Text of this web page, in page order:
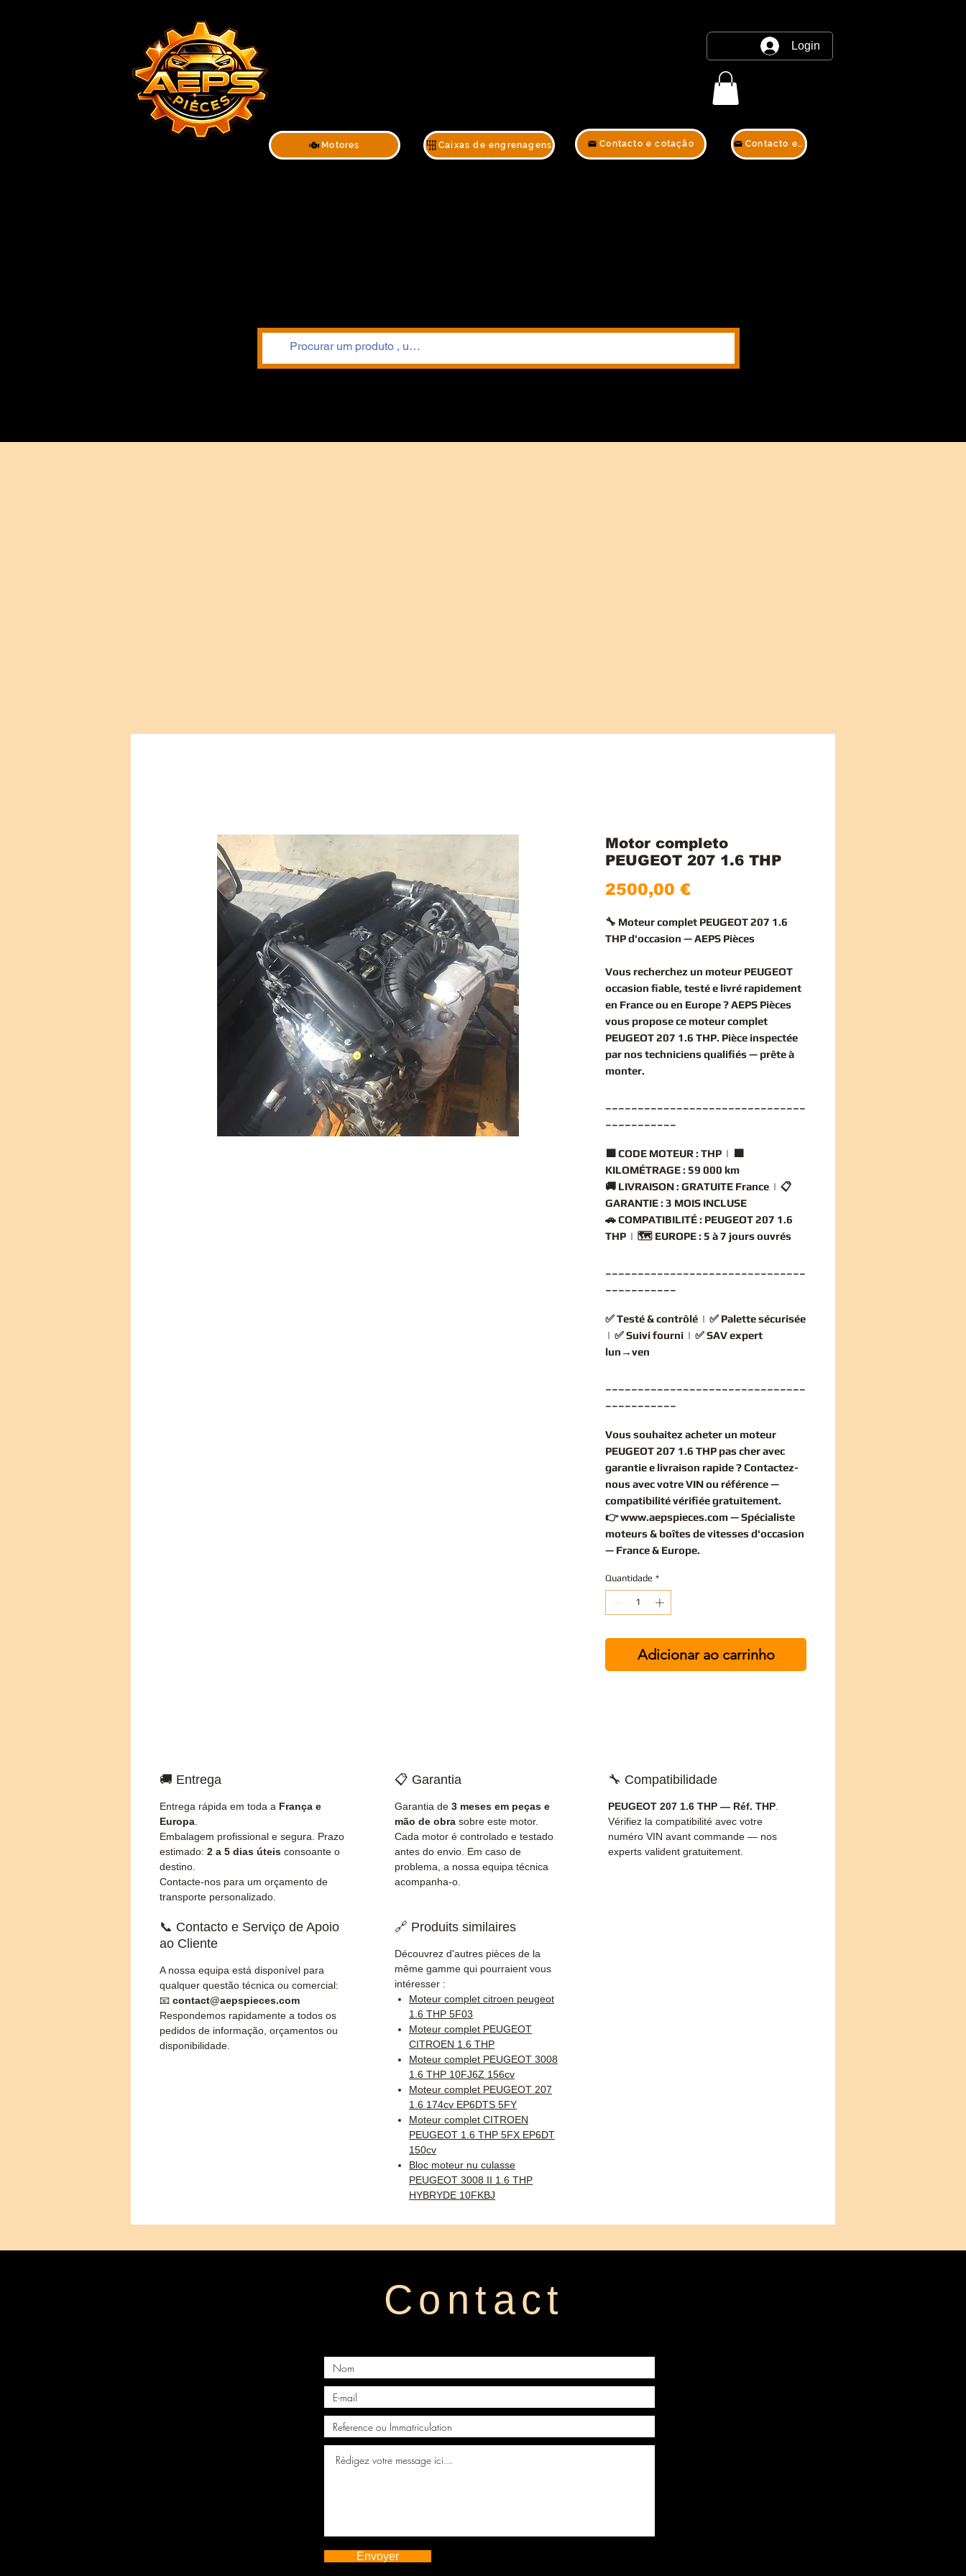
Motores Caixas de engrenagens
Login
Contacto e cotação Contacto e cotação
Motor completo
PEUGEOT 207 1.6 THP
2500,00 €Preço
🔧 Moteur complet PEUGEOT 207 1.6
THP d'occasion — AEPS Pièces
Vous recherchez un moteur PEUGEOT
occasion fiable, testé e livré rapidement
en France ou en Europe ? AEPS Pièces
vous propose ce moteur complet
PEUGEOT 207 1.6 THP. Pièce inspectée
par nos techniciens qualifiés — prête à
monter.
🟧CODE MOTEUR : THP | 🟧
KILOMÉTRAGE : 59 000 km
🚚 LIVRAISON : GRATUITE France | 📋
GARANTIE : 3 MOIS INCLUSE
🚗COMPATIBILITÉ : PEUGEOT 207 1.6
THP | 🗺️ EUROPE : 5 à 7 jours ouvrés
✅Testé & contrôlé | ✅ Palette sécurisée
| ✅Suivi fourni | ✅SAV expert
lun→ven
Vous souhaitez acheter un moteur
PEUGEOT 207 1.6 THP pas cheravec
garantie e livraison rapide ? Contactez-
nous avec votre VIN ou référence —
compatibilité vérifiéegratuitement.
👉www.aepspieces.com— Spécialiste
moteurs & boîtes de vitesses d'occasion
— France & Europe.
Quantidade *
Adicionar ao carrinho
🚚 Entrega
Entrega rápida em toda a França e
Europa
Embalagem profissional e segura. Prazo
estimado: 2 a 5 dias úteis consoante o
destino.
Contacte-nos para um orçamento de
transporte personalizado.
📋 Garantia
Garantia de 3 meses em peças e
mão de obra sobre este motor.
Cada motor é controlado e testado
antes do envio. Em caso de
problema, a nossa equipa técnica
acompanha-o.
🔧 Compatibilidade
PEUGEOT 207 1.6 THP — Réf. THP
Vérifiez la compatibilité avec votre
numéro VIN avant commande — nos
experts valident gratuitement.
📞 Contacto e Serviço de Apoio
ao Cliente
A nossa equipa está disponível para
qualquer questão técnica ou comercial:
📧 contact@aepspieces.com
Respondemos rapidamente a todos os
pedidos de informação, orçamentos ou
disponibilidade.
🔗 Produits similaires
Découvrez d'autres pièces de la
même gamme qui pourraient vous
intéresser :
Moteur complet citroen peugeot
1.6 THP 5F03
Moteur complet PEUGEOT
CITROEN 1.6 THP
Moteur complet PEUGEOT 3008
1.6 THP 10FJ6Z 156cv
Moteur complet PEUGEOT 207
1.6 174cv EP6DTS 5FY
Moteur complet CITROEN
PEUGEOT 1.6 THP 5FX EP6DT
150cv
Bloc moteur nu culasse
PEUGEOT 3008 II 1.6 THP
HYBRYDE 10FKBJ
Contact
Envoyer